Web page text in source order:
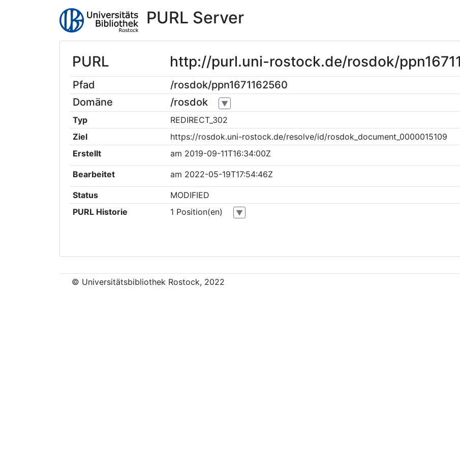
PURL Server
PURL http://purl.uni-rostock.de/rosdok/
Pfad
/rosdok/ppn1671162560
Domäne
/rosdok ▼
Typ
REDIRECT_302
Ziel
https://rosdok.uni-rostock.de/resolve/id/rosdok_document_0000015109
Erstellt
am 2019-09-11T16:34:00Z
Bearbeitet am 2022-05-19T17:54:46Z
Status
MODIFIED
PURL Historie
1 Position(en) ▼
© Universitätsbibliothek Rostock, 2022